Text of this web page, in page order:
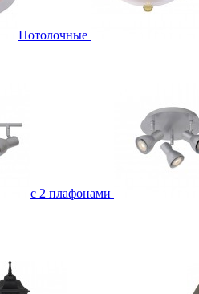
Потолочные
с 2 плафонами